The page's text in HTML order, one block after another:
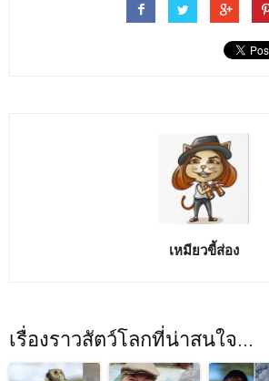
เหมียวขี้ส่อง
เรื่องราวสัตว์โลกที่น่าสนใจ...